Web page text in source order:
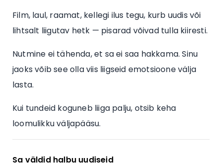
Film, laul, raamat, kellegi ilus tegu, kurb uudis või
lihtsalt liigutav hetk — pisarad võivad tulla kiiresti.
Nutmine ei tähenda, et sa ei saa hakkama. Sinu
jaoks võib see olla viis liigseid emotsioone välja
lasta.
Kui tundeid koguneb liiga palju, otsib keha
loomulikku väljapääsu.
Sa väldid halbu uudiseid